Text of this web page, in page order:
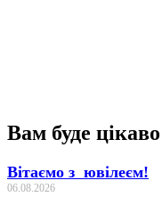
Вам буде цікаво
Вітаємо з ювілеєм!
06.08.2026